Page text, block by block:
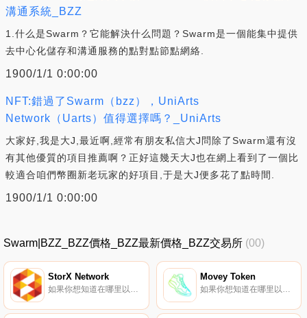
溝通系統_BZZ
1.什么是Swarm？它能解決什么問題？Swarm是一個能集中提供
去中心化儲存和溝通服務的點對點節點網絡.
1900/1/1 0:00:00
NFT:錯過了Swarm（bzz），UniArts
Network（Uarts）值得選擇嗎？_UniArts
大家好,我是大J,最近啊,經常有朋友私信大J問除了Swarm還有沒
有其他優質的項目推薦啊？正好這幾天大J也在網上看到了一個比
較適合咱們幣圈新老玩家的好項目,于是大J便多花了點時間.
1900/1/1 0:00:00
Swarm|BZZ_BZZ價格_BZZ最新價格_BZZ交易所 (00)
StorX Network Movey Token